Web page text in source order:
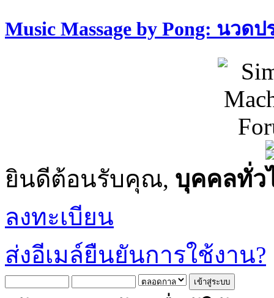
Music Massage by Pong: นวด
ยินดีต้อนรับคุณ, บุคคลทั่ว
ลงทะเบียน
ส่งอีเมล์ยืนยันการใช้งาน?